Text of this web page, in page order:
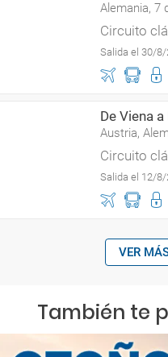
Alemania, 7
Circuito
Salida el 30/
De Viena
Austria,
Circuito
Salida el 12/
VER
También te